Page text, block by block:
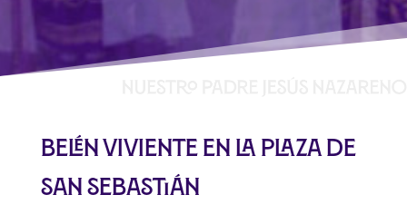
Belén viviente en la Plaza de
San Sebastián